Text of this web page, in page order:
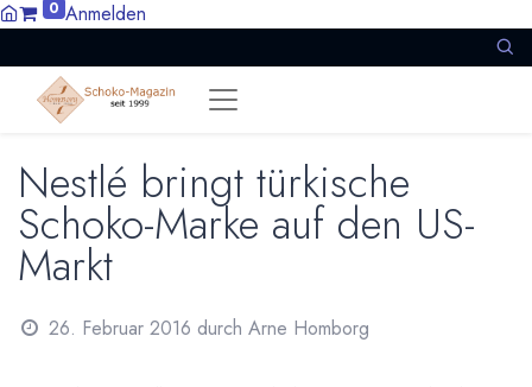
0 Anmelden
Nestlé bringt türkische
Schoko-Marke auf den US-
Markt
26. Februar 2016 durch Arne Homborg